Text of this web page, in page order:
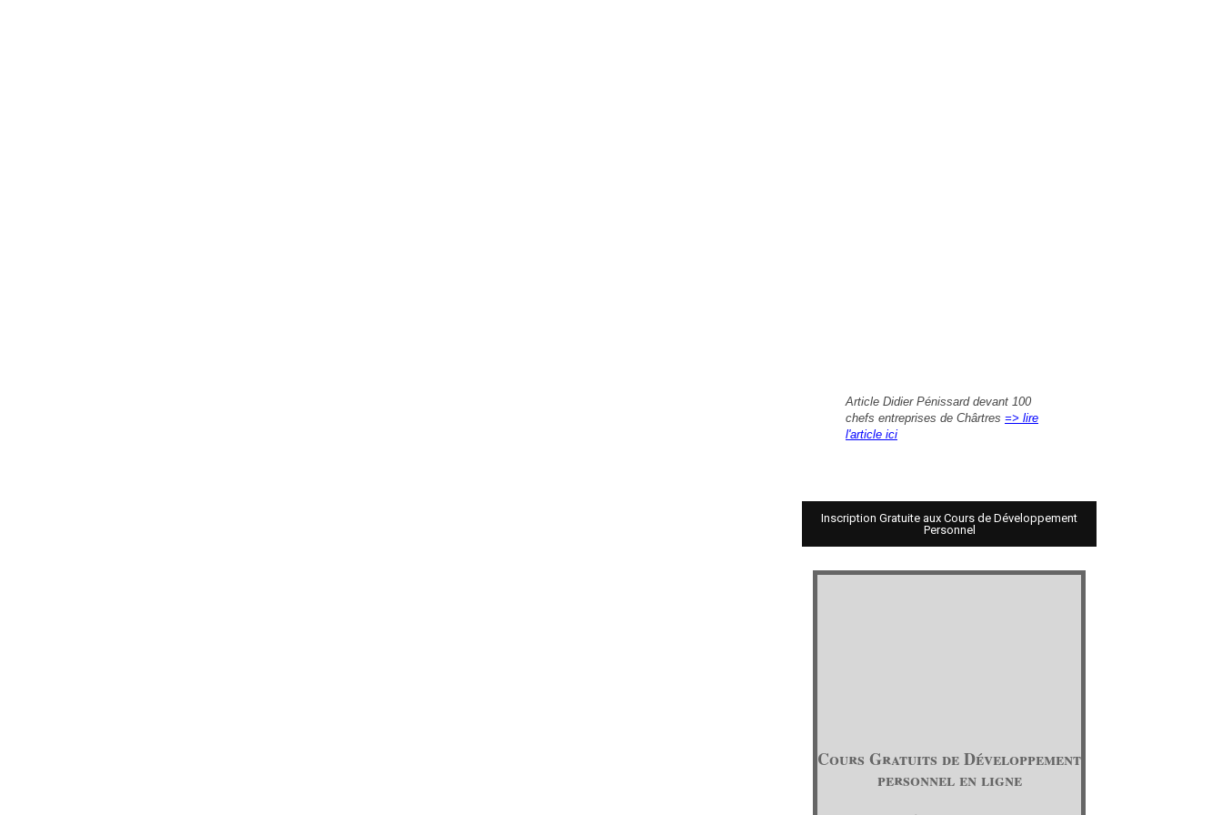
Article Didier Pénissard devant 100
chefs entreprises de Chârtres => lire
l'article ici
Inscription Gratuite aux Cours de Développement
Personnel
Cours Gratuits de Développement
personnel en ligne